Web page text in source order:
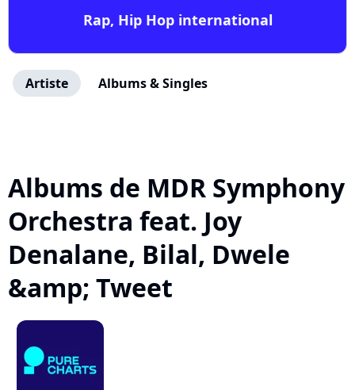
Rap, Hip Hop international
Artiste Albums & Singles
Albums de MDR Symphony
Orchestra feat. Joy
Denalane, Bilal, Dwele
&amp; Tweet